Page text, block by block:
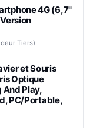
4G (6,7''
Tiers)
et Souris
Optique
And Play,
PC/Portable,